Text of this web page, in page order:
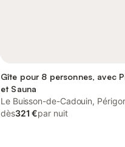
Gîte pour 8 personnes, avec
et Sauna
Le Buisson-de-Cadouin,
dès321 €par nuit